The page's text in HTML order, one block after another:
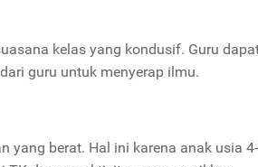
kelas yang kondusif. Guru
guru untuk menyerap ilmu.
yang berat. Hal ini karena anak usia